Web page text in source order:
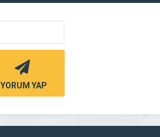
YORUM YAP